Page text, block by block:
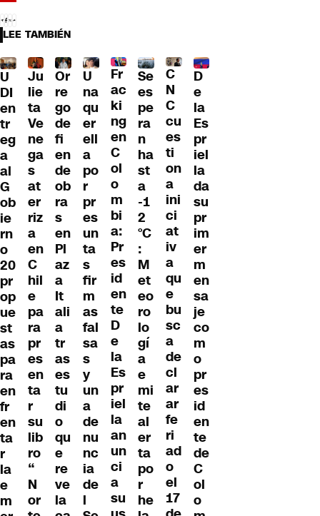
LEE TAMBIÉN
U
DI
en
tr
eg
a
al
G
ob
ie
rn
o
20
pr
op
ue
st
as
pa
ra
en
fr
en
ta
r
la
e
m
Ju
lie
ta
Ve
ne
ga
s
at
er
riz
a
en
C
hil
e
pa
ra
pr
es
en
ta
r
su
lib
ro
“
N
or
Or
re
go
de
fi
en
de
ob
ra
s
en
Pl
az
a
It
ali
a
tr
as
es
tu
di
o
qu
e
re
ve
la
U
na
qu
er
ell
a
po
r
pr
es
un
ta
s
fir
m
as
fal
sa
s
y
un
a
de
nu
nc
ia
de
l
Fr
ac
ki
ng
en
C
ol
o
m
bi
a:
Pr
es
id
en
te
D
e
la
Es
pr
iel
la
an
un
ci
a
su
Se
es
pe
ra
n
ha
st
a
-1
2
°C
:
M
et
eo
ro
lo
gí
a
e
mi
te
al
er
ta
po
r
he
C
N
C
cu
es
ti
on
a
ini
ci
at
iv
a
qu
e
bu
sc
a
de
cl
ar
ar
fe
ri
ad
o
el
17
D
e
la
Es
pr
iel
la
da
su
pr
im
er
m
en
sa
je
co
m
o
pr
es
id
en
te
de
C
ol
o